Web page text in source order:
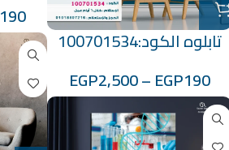
190
تابلوه الكود:100701534
EGP190
–
EGP2,500